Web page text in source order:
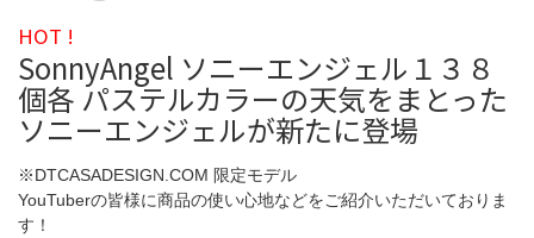
HOT !
SonnyAngel ソニーエンジェル１３８
個各 パステルカラーの天気をまとった
ソニーエンジェルが新たに登場
※DTCASADESIGN.COM 限定モデル
YouTuberの皆様に商品の使い心地などをご紹介いただいておりま
す！